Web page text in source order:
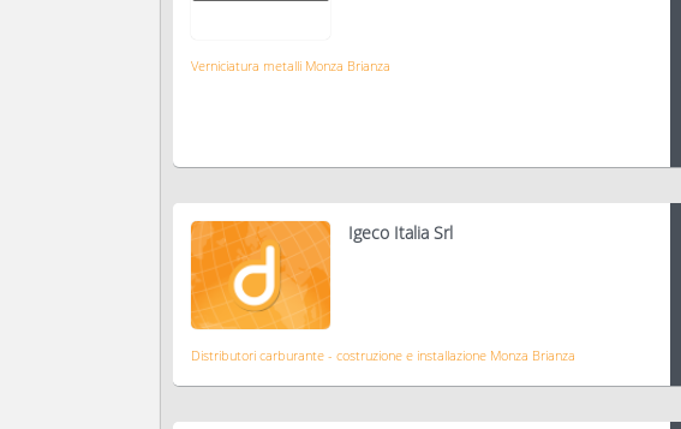
Verniciatura metalli Monza Brianza
Igeco Italia Srl
Distributori carburante - costruzione e installazione Monza Brianza